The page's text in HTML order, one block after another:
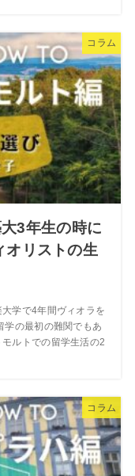
コラム
3年生の時に
オリストの生
学で4年間ヴィオラを
学の最初の難関でもあ
ルトでの留学生活の2
コラム